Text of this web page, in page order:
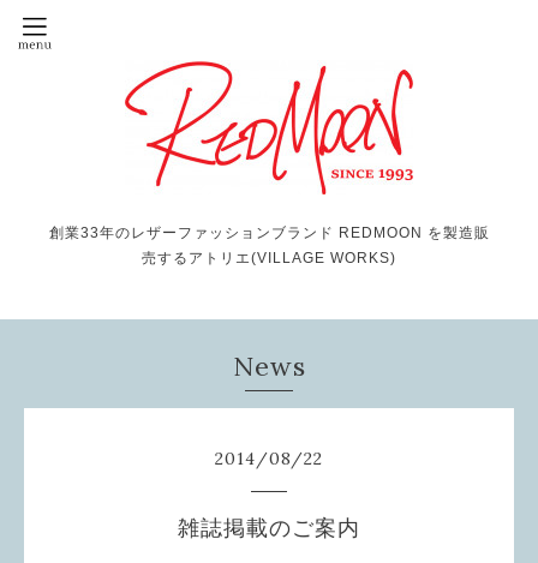
創業33年のレザーファッションブランド REDMOON を製造販
売するアトリエ(VILLAGE WORKS)
News
2014/08/22
雑誌掲載のご案内